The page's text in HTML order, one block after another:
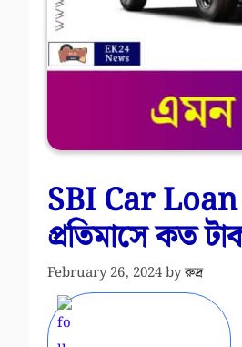
SBI Car Loan
প্রতিমাসে কত
February 26, 2024byরুদ্র